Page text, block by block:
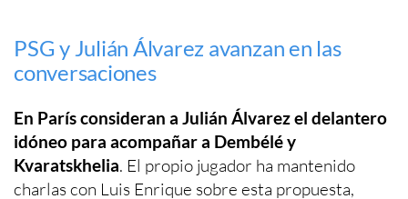
PSG y Julián Álvarez avanzan en las
conversaciones
En París consideran a Julián Álvarez el delantero
idóneo para acompañar a Dembélé y
Kvaratskhelia. El propio jugador ha mantenido
charlas con Luis Enrique sobre esta propuesta,